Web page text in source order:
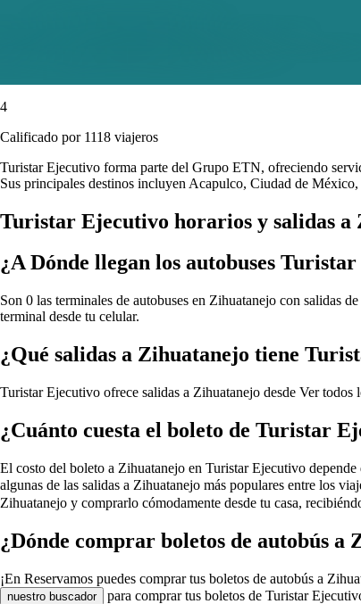
4
Calificado por 1118 viajeros
Turistar Ejecutivo forma parte del Grupo ETN, ofreciendo
Sus principales destinos incluyen Acapulco, Ciudad de
Turistar Ejecutivo horarios y salidas a
¿A Dónde llegan los autobuses
Son 0 las terminales de autobuses en Zihuatanejo con salidas
terminal desde tu celular.
¿Qué salidas a Zihuatanejo tiene
Turistar Ejecutivo ofrece salidas a Zihuatanejo desde Ver todos
¿Cuánto cuesta el boleto de Turistar
El costo del boleto a Zihuatanejo en Turistar Ejecutivo
algunas de las salidas a Zihuatanejo más populares entre los
Zihuatanejo y comprarlo cómodamente desde tu casa,
¿Dónde comprar boletos de autobús
¡En Reservamos puedes comprar tus boletos de autobús a
nuestro buscador
para comprar tus boletos de Turistar